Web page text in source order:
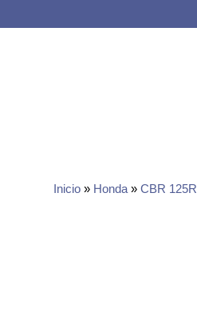
Inicio » Honda »CBR 125R